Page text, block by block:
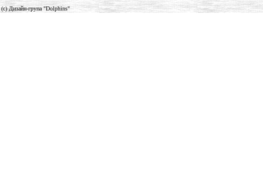
(c) Дизайн-група "Dolphins"